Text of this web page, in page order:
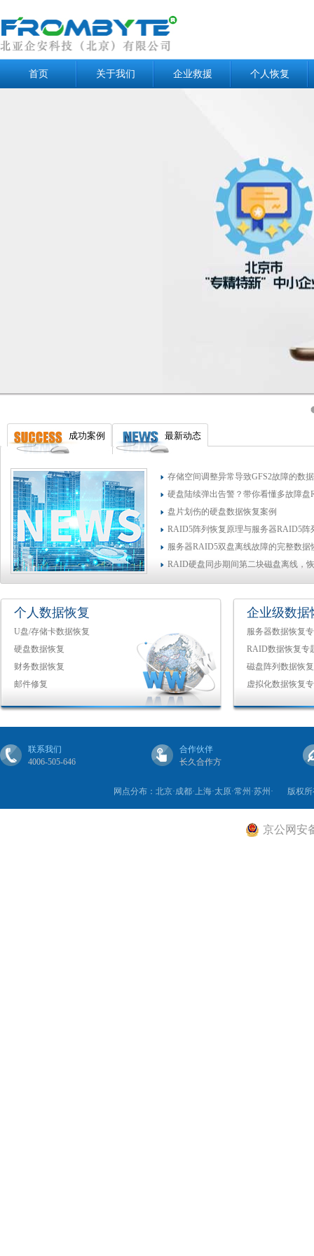
首页 关于我们 企业救援 个人恢复
成功案例 最新动态
存储空间调整异常导致GFS2故障的数
硬盘陆续弹出告警？带你看懂多故障盘
盘片划伤的硬盘数据恢复案例
RAID5阵列恢复原理与服务器RAID5阵
服务器RAID5双盘离线故障的完整数据
RAID硬盘同步期间第二块磁盘离线，
个人数据恢复
U盘/存储卡数据恢复
硬盘数据恢复
财务数据恢复
邮件修复
企业级数据
服务器数据恢复
RAID数据恢复专
磁盘阵列数据恢
虚拟化数据恢复
联系我们
4006-505-646
合作伙伴
长久合作方
网点分布：北京·成都·上海·太原·常州·苏州· 版权
京公网安